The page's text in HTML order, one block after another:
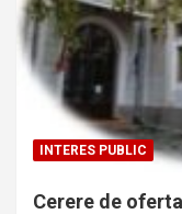
INTERES PUBLIC
Cerere de oferta